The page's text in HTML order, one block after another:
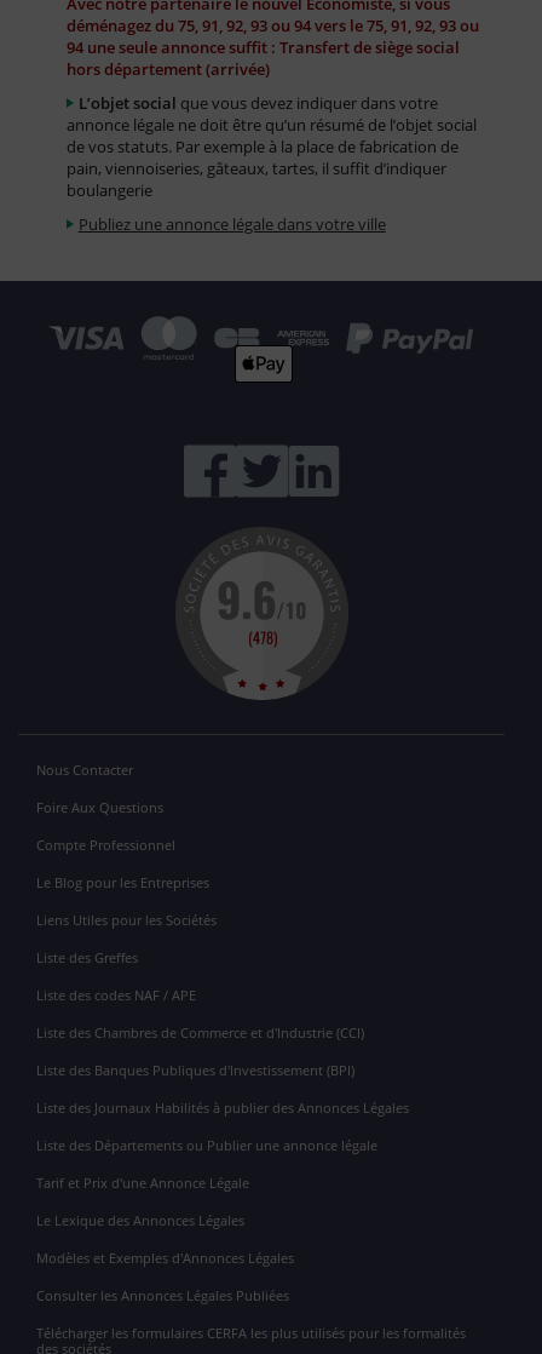
déménagez du 75, 91, 92, 93 ou 94 vers le 75, 91, 92, 93 ou
94 une seule annonce suffit : Transfert de siège social
hors département (arrivée)
L’objet social que vous devez indiquer dans votre
annonce légale ne doit être qu’un résumé de l’objet social
de vos statuts. Par exemple à la place de fabrication de
pain, viennoiseries, gâteaux, tartes, il suffit d’indiquer
boulangerie
Publiez une annonce légale dans votre ville
Nous Contacter
Foire Aux Questions
Compte Professionnel
Le Blog pour les Entreprises
Liens Utiles pour les Sociétés
Liste des Greffes
Liste des codes NAF / APE
Liste des Chambres de Commerce et d'Industrie (CCI)
Liste des Banques Publiques d'Investissement (BPI)
Liste des Journaux Habilités à publier des Annonces Légales
Liste des Départements ou Publier une annonce légale
Tarif et Prix d'une Annonce Légale
Le Lexique des Annonces Légales
Modèles et Exemples d'Annonces Légales
Consulter les Annonces Légales Publiées
Télécharger les formulaires CERFA les plus utilisés pour les formalités
des sociétés